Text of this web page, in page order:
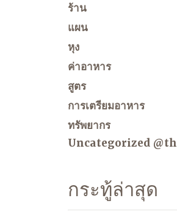
ร้าน
แผน
หุง
ค่าอาหาร
สูตร
การเตรียมอาหาร
ทรัพยากร
Uncategorized @th
กระทู้ล่าสุด